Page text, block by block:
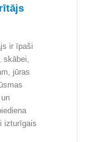
ir īpaši
skābei,
jūras
izturīgais